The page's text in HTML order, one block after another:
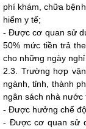
phí khám, chữa
hiểm y tế;
- Được cơ quan sử
50% mức tiền trả
cho những ngày
2.3. Trường hợp
ngành, tỉnh, thành
ngân sách nhà
- Được hưởng chế
- Được cơ quan sử